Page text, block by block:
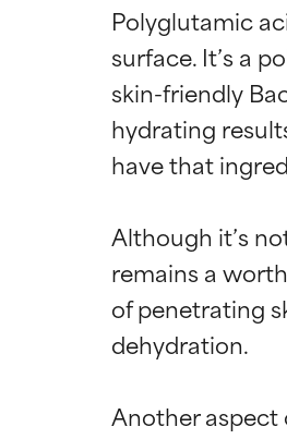
Polyglutamic
surface. It’s a
skin-friendly
hydrating
have that
Although it’s
remains a
of penetrating
dehydration.
Another aspect